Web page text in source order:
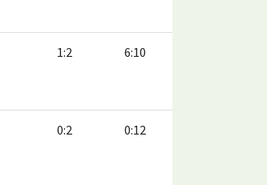
1:2 6:10
0:2 0:12